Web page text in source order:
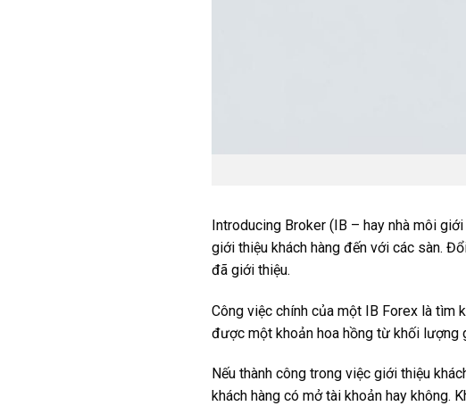
Introducing Broker (IB – hay nhà môi
giới thiệu khách hàng đến với các sàn.
đã giới thiệu.
Công việc chính của một IB Forex là tìm
được một khoản hoa hồng từ khối lượng
Nếu thành công trong việc giới thiệu
khách hàng có mở tài khoản hay không.